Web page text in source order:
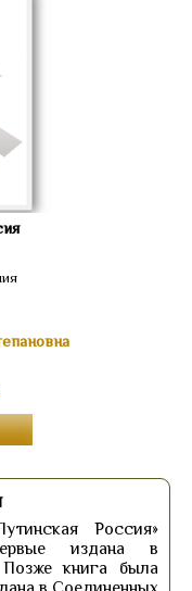
Россия»
издана в
книга была